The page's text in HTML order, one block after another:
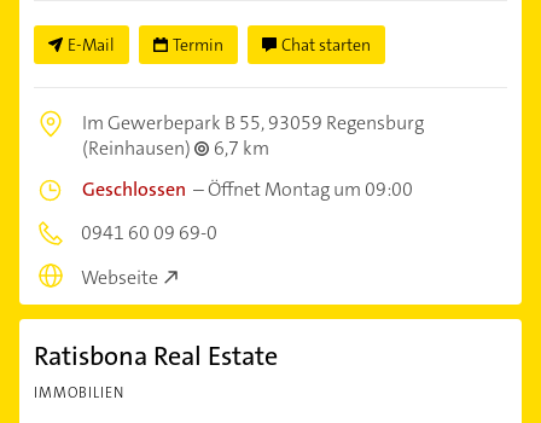
E-Mail Termin Chat starten
Im Gewerbepark B 55,93059 Regensburg
(Reinhausen)
6,7 km
Geschlossen –Öffnet Montag um 09:00
0941 60 09 69-0
Webseite
Ratisbona Real Estate
IMMOBILIEN